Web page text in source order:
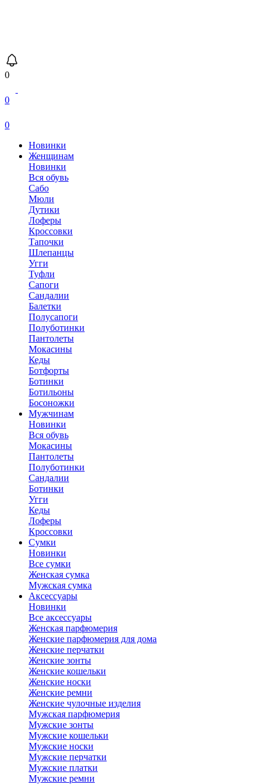
0
0
0
Новинки
Женщинам
Новинки
Вся обувь
Сабо
Мюли
Дутики
Лоферы
Кроссовки
Тапочки
Шлепанцы
Угги
Туфли
Сапоги
Сандалии
Балетки
Полусапоги
Полуботинки
Пантолеты
Мокасины
Кеды
Ботфорты
Ботинки
Ботильоны
Босоножки
Мужчинам
Новинки
Вся обувь
Мокасины
Пантолеты
Полуботинки
Сандалии
Ботинки
Угги
Кеды
Лоферы
Кроссовки
Сумки
Новинки
Все сумки
Женская сумка
Мужская сумка
Аксессуары
Новинки
Все аксессуары
Женская парфюмерия
Женские парфюмерия для дома
Женские перчатки
Женские зонты
Женские кошельки
Женские носки
Женские ремни
Женские чулочные изделия
Мужская парфюмерия
Мужские зонты
Мужские кошельки
Мужские носки
Мужские перчатки
Мужские платки
Мужские ремни